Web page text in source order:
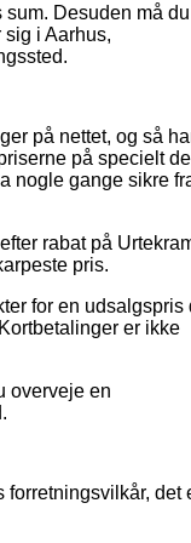
Desuden må du
i Aarhus,
på nettet, og så
på specielt
nogle gange sikre
rabat på
pris.
for en udsalgspris
er ikke
overveje en
forretningsvilkår, det